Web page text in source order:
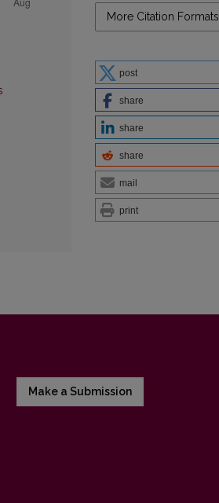
More Citation Formats
post
share
share
share
mail
print
Make a Submission